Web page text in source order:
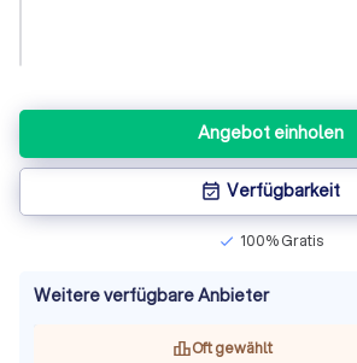
Angebot einholen
event_available Verfügbarkeit
check 100% Gratis
Weitere verfügbare Anbieter
Oft gewählt